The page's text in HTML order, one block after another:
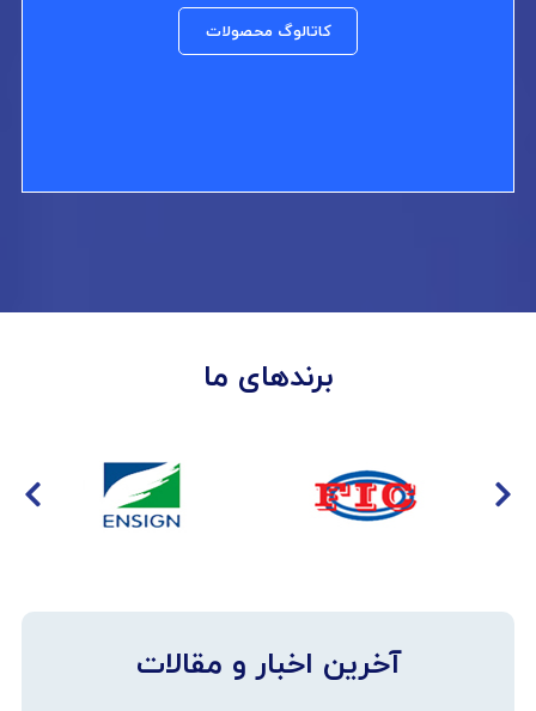
کاتالوگ محصولات
برندهای ما
آخرین اخبار و مقالات